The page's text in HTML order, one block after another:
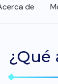
de
¿Qué